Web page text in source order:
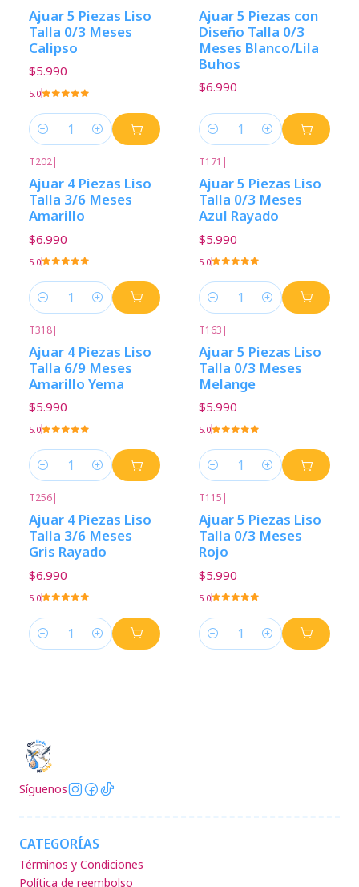
Ajuar 5 Piezas Liso
Talla 0/3 Meses
Calipso
$5.990
5.0
Cantidad
Ajuar 5 Piezas con
Diseño Talla 0/3
Meses Blanco/Lila
Buhos
$6.990
Cantidad
T202|
Ajuar 4 Piezas Liso
Talla 3/6 Meses
Amarillo
$6.990
5.0
Cantidad
T171 |
Ajuar 5 Piezas Liso
Talla 0/3 Meses
Azul Rayado
$5.990
5.0
Cantidad
T318|
Ajuar 4 Piezas Liso
Talla 6/9 Meses
Amarillo Yema
$5.990
5.0
Cantidad
T163 |
Ajuar 5 Piezas Liso
Talla 0/3 Meses
Melange
$5.990
5.0
Cantidad
T256|
Ajuar 4 Piezas Liso
Talla 3/6 Meses
Gris Rayado
$6.990
5.0
Cantidad
T115 |
Ajuar 5 Piezas Liso
Talla 0/3 Meses
Rojo
$5.990
5.0
Cantidad
Síguenos
CATEGORÍAS
Términos y Condiciones
Política de reembolso